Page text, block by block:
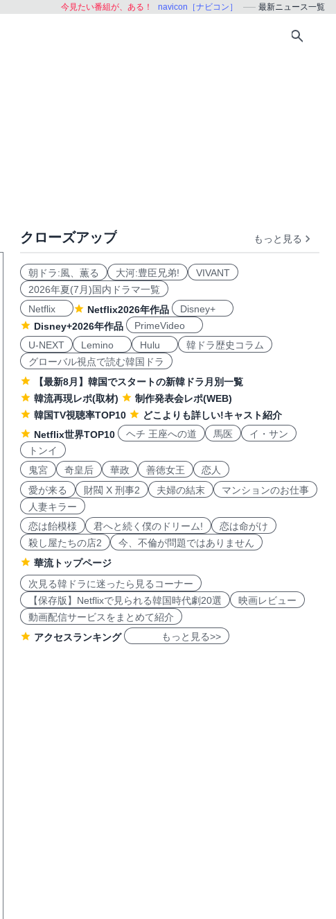
今見たい番組が、ある！ navicon［ナビコン］ 最新ニュース一覧
クローズアップ もっと見る
朝ドラ:風、薫る 大河:豊臣兄弟!
VIVANT
2026年夏(7月)国内ドラマ一覧
Netflix
Netflix2026年作品
Disney+
Disney+2026年作品
PrimeVideo
U-NEXT
Lemino Hulu
韓ドラ歴史コラム
グローバル視点で読む韓国ドラ
【最新8月】韓国でスタートの新韓ドラ月別一覧
韓流再現レポ(取材)
制作発表会レポ(WEB)
韓国TV視聴率TOP10
どこよりも詳しい!キャスト紹介
Netflix世界TOP10
ヘチ 王座への道 馬医
イ・サン
トンイ
鬼宮
奇皇后 華政 善徳女王
恋人
愛が来る
財閥 X 刑事2 夫婦の結末
マンションのお仕事
人妻キラー
恋は飴模様
君へと続く僕のドリーム!
恋は命がけ
殺し屋たちの店2
今、不倫が問題ではありません
華流トップページ
次見る韓ドラに迷ったら見るコーナー
【保存版】Netflixで見られる韓国時代劇20選
映画レビュー
動画配信サービスをまとめて紹介
アクセスランキング
もっと見る>>